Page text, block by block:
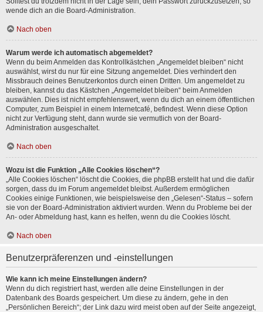
wende dich an die Board-Administration.
Nach oben
Warum werde ich automatisch abgemeldet?
Wenn du beim Anmelden das Kontrollkästchen „Angemeldet bleiben“ nicht
auswählst, wirst du nur für eine Sitzung angemeldet. Dies verhindert den
Missbrauch deines Benutzerkontos durch einen Dritten. Um angemeldet zu
bleiben, kannst du das Kästchen „Angemeldet bleiben“ beim Anmelden
auswählen. Dies ist nicht empfehlenswert, wenn du dich an einem öffentlichen
Computer, zum Beispiel in einem Internetcafé, befindest. Wenn diese Option
nicht zur Verfügung steht, dann wurde sie vermutlich von der Board-
Administration ausgeschaltet.
Nach oben
Wozu ist die Funktion „Alle Cookies löschen“?
„Alle Cookies löschen“ löscht die Cookies, die phpBB erstellt hat und die dafür
sorgen, dass du im Forum angemeldet bleibst. Außerdem ermöglichen
Cookies einige Funktionen, wie beispielsweise den „Gelesen“-Status – sofern
sie von der Board-Administration aktiviert wurden. Wenn du Probleme bei der
An- oder Abmeldung hast, kann es helfen, wenn du die Cookies löscht.
Nach oben
Benutzerpräferenzen und -einstellungen
Wie kann ich meine Einstellungen ändern?
Wenn du dich registriert hast, werden alle deine Einstellungen in der
Datenbank des Boards gespeichert. Um diese zu ändern, gehe in den
„Persönlichen Bereich“; der Link dazu wird meist oben auf der Seite angezeigt,